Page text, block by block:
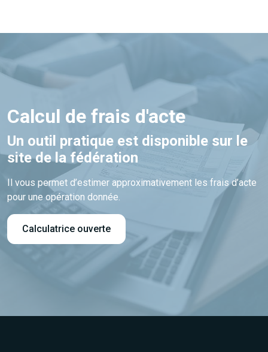
Calcul de frais d'acte
Un outil pratique est disponible sur le
site de la fédération
Il vous permet d’estimer approximativement les frais d’acte
pour une opération donnée.
Calculatrice ouverte